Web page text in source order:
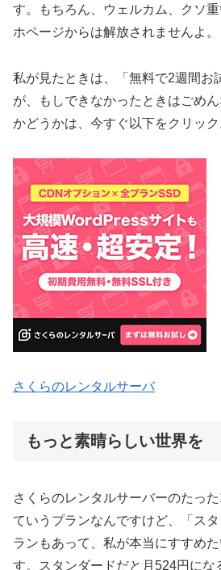
す。もちろん、ウェルカム、クソ
ホページからは解放されませんよ。
私が見たときは、「無料で2週間お
が、もしできなかったときはごめ
かどうかは、今すぐ以下をクリック
さくらのレンタルサーバ
もっと素晴らしい世界を
さくらのレンタルサーバーのたっ
ていうプランなんですけど、「ス
ランもあって、私が本当にすすめ
す。スタンダードだと月524円にな